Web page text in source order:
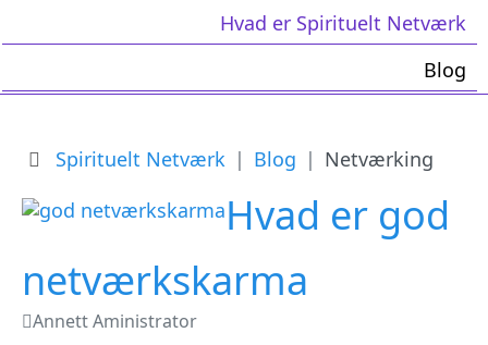
Hvad er Spirituelt Netværk
Blog
Spirituelt Netværk Blog Netværking
Hvad er god
netværkskarma
Annett Aministrator